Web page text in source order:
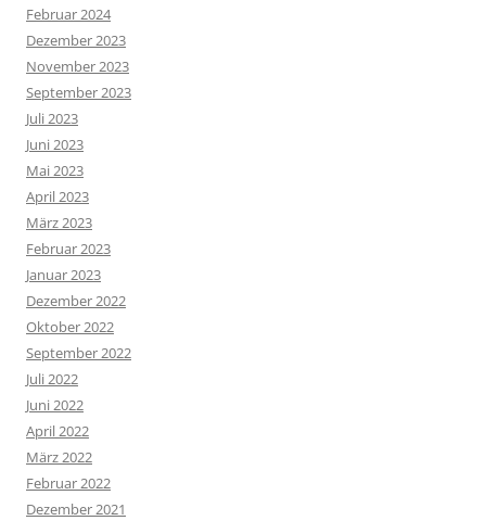
Februar 2024
Dezember 2023
November 2023
September 2023
Juli 2023
Juni 2023
Mai 2023
April 2023
März 2023
Februar 2023
Januar 2023
Dezember 2022
Oktober 2022
September 2022
Juli 2022
Juni 2022
April 2022
März 2022
Februar 2022
Dezember 2021